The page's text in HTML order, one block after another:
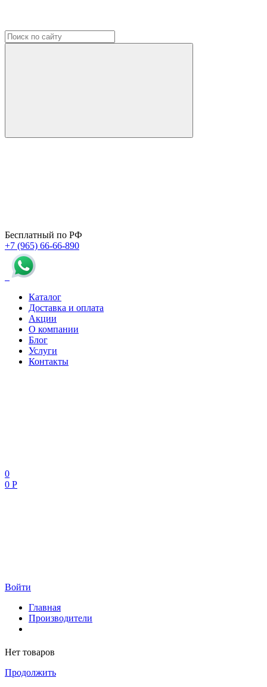
Бесплатный по РФ
+7 (965) 66-66-890
Каталог
Доставка и оплата
Акции
О компании
Блог
Услуги
Контакты
0
0 Р
Войти
Главная
Производители
Нет товаров
Продолжить